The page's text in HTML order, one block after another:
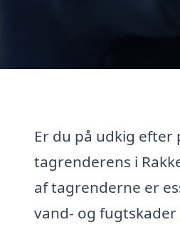
Er du på udkig efter
tagrenderens i
af tagrenderne er
vand- og